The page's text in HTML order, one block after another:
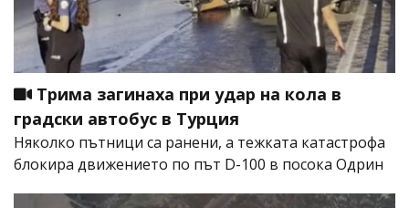
Трима загинаха при удар на кола в
градски автобус в Турция
Няколко пътници са ранени, а тежката катастрофа
блокира движението по път D-100 в посока Одрин